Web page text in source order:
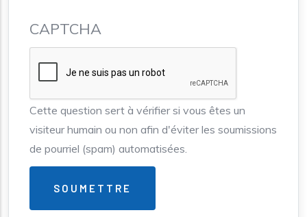
CAPTCHA
Cette question sert à vérifier si vous êtes un
visiteur humain ou non afin d'éviter les soumissions
de pourriel (spam) automatisées.